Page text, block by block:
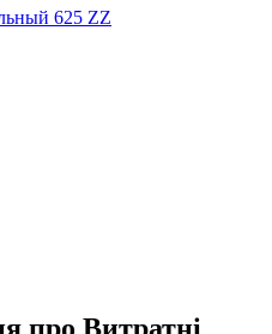
625 ZZ
про Витратні